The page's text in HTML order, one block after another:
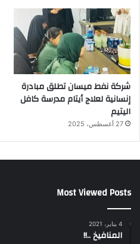
شركة نفط ميسان تطلق مبادرة
إنسانية لعلاج أيتام مدرسة كافل
اليتيم
27 أغسطس، 2025
Most Viewed Posts
4 يناير، 2021
المنافيخ ..!!